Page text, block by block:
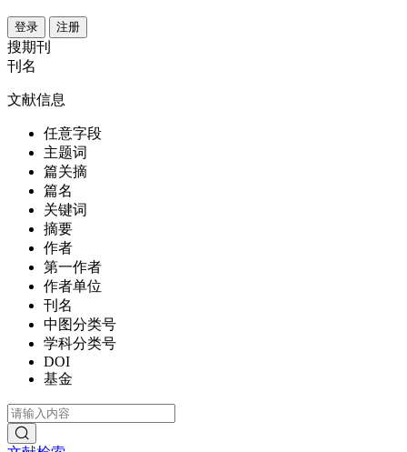
登录 注册
搜期刊
刊名
文献信息
任意字段
主题词
篇关摘
篇名
关键词
摘要
作者
第一作者
作者单位
刊名
中图分类号
学科分类号
DOI
基金